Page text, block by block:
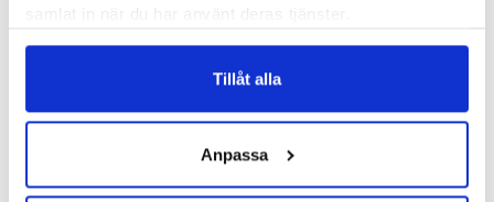
Tillåt alla
Anpassa
Recensioner